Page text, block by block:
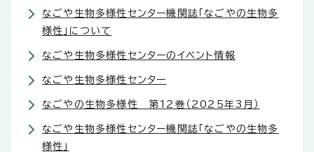
なごや生物多様性センター機関誌「なごやの生物多
様性」について
なごや生物多様性センターのイベント情報
なごや生物多様性センター
なごやの生物多様性 第12巻（2025年3月）
なごや生物多様性センター機関誌「なごやの生物多
様性」